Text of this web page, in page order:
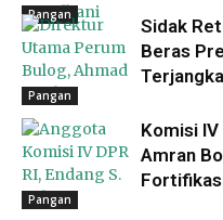
Pangan
Pangan
Sidak
Beras
Pangan
Komisi
Amran